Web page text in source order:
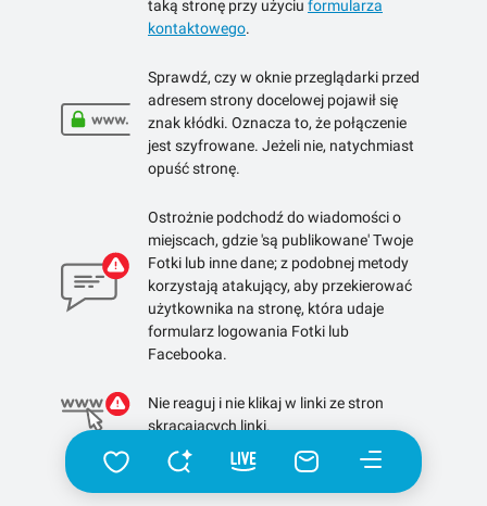
taką stronę przy użyciu formularza
kontaktowego.
Sprawdź, czy w oknie przeglądarki przed
adresem strony docelowej pojawił się
znak kłódki. Oznacza to, że połączenie
jest szyfrowane. Jeżeli nie, natychmiast
opuść stronę.
Ostrożnie podchodź do wiadomości o
miejscach, gdzie 'są publikowane' Twoje
Fotki lub inne dane; z podobnej metody
korzystają atakujący, aby przekierować
użytkownika na stronę, która udaje
formularz logowania Fotki lub
Facebooka.
Nie reaguj i nie klikaj w linki ze stron
skracających linki.